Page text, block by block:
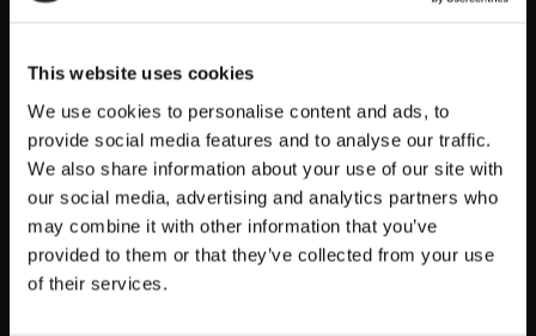
This website uses cookies
We use cookies to personalise content and ads, to
provide social media features and to analyse our traffic.
We also share information about your use of our site with
our social media, advertising and analytics partners who
may combine it with other information that you’ve
provided to them or that they’ve collected from your use
of their services.
POPULARNE:
Mecze Polski
Mundial 2026 Terminarz Kursy
Typy Bukmacherskie na dziś